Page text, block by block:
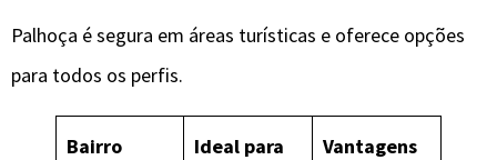
Palhoça é segura em áreas turísticas e oferece opções
para todos os perfis.
Bairro Ideal para Vantagens